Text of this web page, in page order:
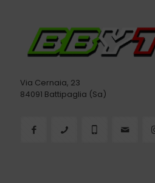
Via Cernaia, 23
84091 Battipaglia (Sa)